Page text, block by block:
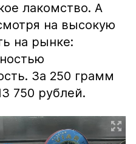
лакомство. А
на высокую
на рынке:
За 250 грамм
750 рублей.